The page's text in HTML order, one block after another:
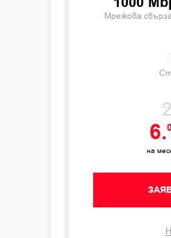
Мрежова
6.
на